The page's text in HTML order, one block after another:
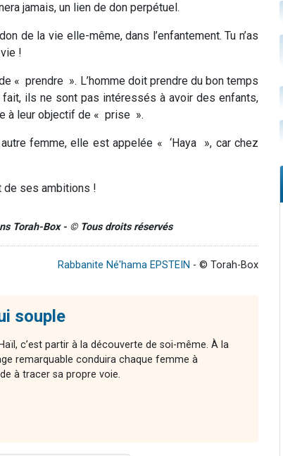
jamais, un lien de don perpétuel.
de la vie elle-même, dans l’enfantement.Tu n’as
!
« prendre ». L’homme doit prendre du bon temps
ils ne sont pas intéressés à avoir des enfants,
à leur objectif de « prise ».
autre femme, elle est appelée «‘Haya », car chez
de ses ambitions !
Torah-Box - © Tous droits réservés
Rabbanite Né'hama EPSTEIN - © Torah-Box
souple
c’est partir à la découverte de soi-même. À la
remarquable conduira chaque femme à
à tracer sa propre voie.